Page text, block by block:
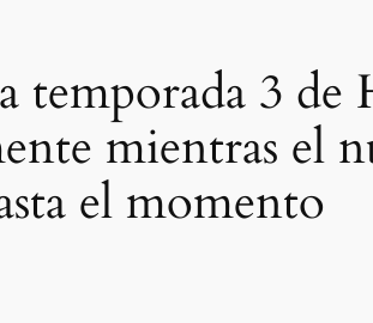
temporada 3
mientras el
el momento